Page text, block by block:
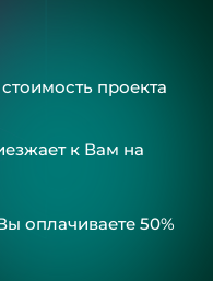
проекта
к Вам на
оплачиваете 50%